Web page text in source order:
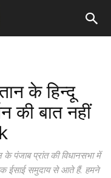
के हिन्दू
की बात नहीं
के पंजाब प्रांत की विधानसभा में
ईसाई समुदाय से आते हैं. हमने